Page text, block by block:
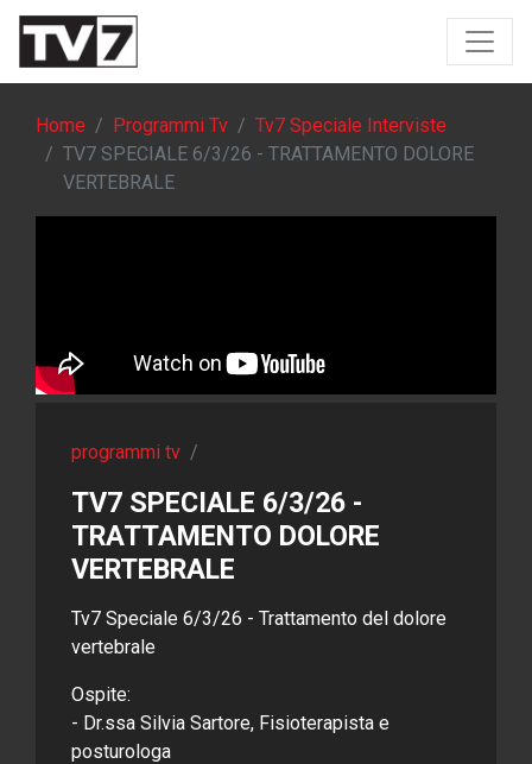
Home Programmi Tv
Tv7 Speciale Interviste
TV7 SPECIALE 6/3/26 - TRATTAMENTO DOLORE
VERTEBRALE
programmi tv /
TV7 SPECIALE 6/3/26 -
TRATTAMENTO DOLORE
VERTEBRALE
Tv7 Speciale 6/3/26 - Trattamento del dolore
vertebrale
Ospite:
- Dr.ssa Silvia Sartore, Fisioterapista e
posturologa